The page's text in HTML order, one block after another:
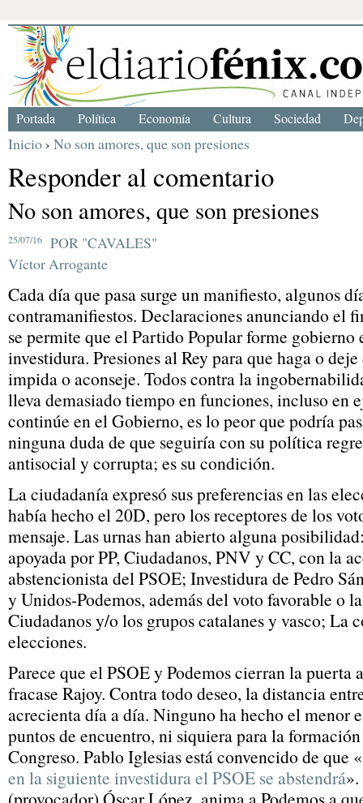
Inicio › No son amores, que son presiones
Responder al comentario
No son amores, que son presiones
25/07/16
POR "CAVALES"
Víctor Arrogante
Cada día que pasa surge un manifiesto, algunos
contramanifiestos. Declaraciones anunciando el
se permite que el Partido Popular forme gobierno
investidura. Presiones al Rey para que haga o
impida o aconseje. Todos contra la
lleva demasiado tiempo en funciones, incluso en
continúe en el Gobierno, es lo peor que podría
ninguna duda de que seguiría con su política
antisocial y corrupta; es su condición.
La ciudadanía expresó sus preferencias en las
había hecho el 20D, pero los receptores de los
mensaje. Las urnas han abierto alguna
apoyada por PP, Ciudadanos, PNV y CC, con la
abstencionista del PSOE; Investidura de Pedro
y Unidos-Podemos, además del voto favorable o
Ciudadanos y/o los grupos catalanes y vasco; La
elecciones.
Parece que el PSOE y Podemos cierran la puerta
fracase Rajoy. Contra todo deseo, la distancia
acrecienta día a día. Ninguno ha hecho el menor
puntos de encuentro, ni siquiera para la
Congreso. Pablo Iglesias está convencido de que «
en la siguiente investidura el PSOE se abstendrá
Portada Política Economía Cultura Sociedad